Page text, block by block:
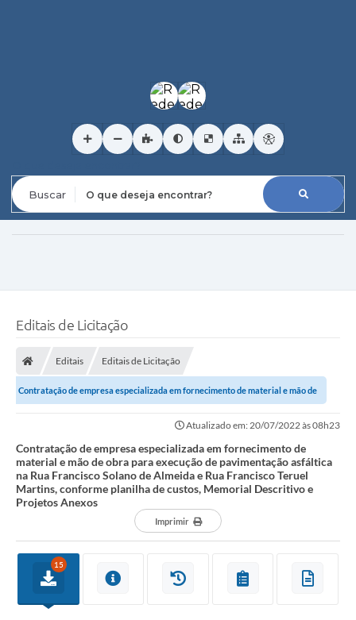
Editais de Licitação
Editais Editais de Licitação
Contratação de empresa especializada em fornecimento de material e mão de
Atualizado em: 20/07/2022 às 08h23
Contratação de empresa especializada em fornecimento de
material e mão de obra para execução de pavimentação asfáltica
na Rua Francisco Solano de Almeida e Rua Francisco Teruel
Martins, conforme planilha de custos, Memorial Descritivo e
Projetos Anexos
Imprimir
15